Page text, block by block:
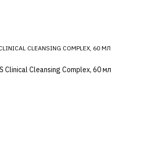
CLEANSING COMPLEX, 60 МЛ